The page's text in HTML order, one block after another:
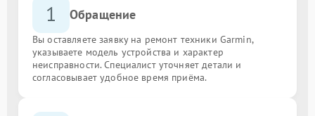
1 Обращение
Вы оставляете заявку на ремонт техники Garmin,
указываете модель устройства и характер
неисправности. Специалист уточняет детали и
согласовывает удобное время приёма.